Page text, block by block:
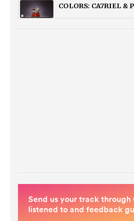
COLORS: CA7RIEL &